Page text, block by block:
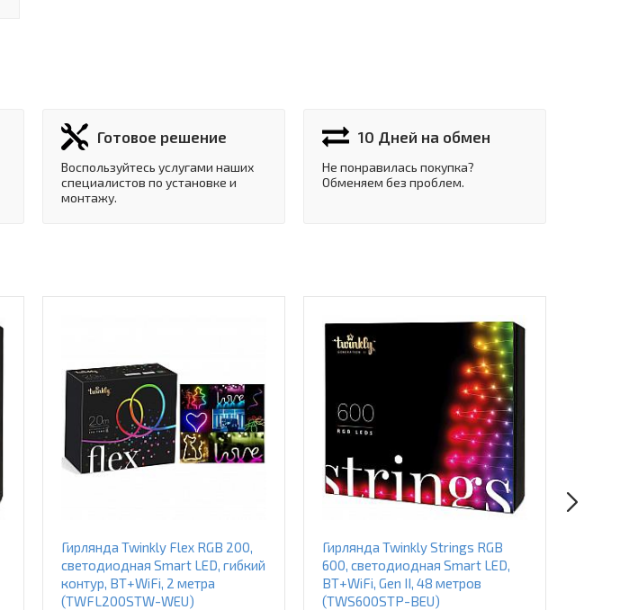
Готовое решение
Воспользуйтесь услугами наших
специалистов по установке и
монтажу.
10 Дней на обмен
Не понравилась покупка?
Обменяем без проблем.
Гирлянда Twinkly Flex RGB 200,
светодиодная Smart LED, гибкий
контур, BT+WiFi, 2 метра
(TWFL200STW-WEU)
Гирлянда Twinkly Strings RGB
600, светодиодная Smart LED,
BT+WiFi, Gen II, 48 метров
(TWS600STP-BEU)